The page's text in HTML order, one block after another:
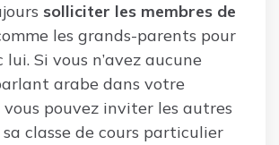
solliciter les membres de
les grands-parents pour
Si vous n’avez aucune
arabe dans votre
pouvez inviter les autres
classe de cours particulier